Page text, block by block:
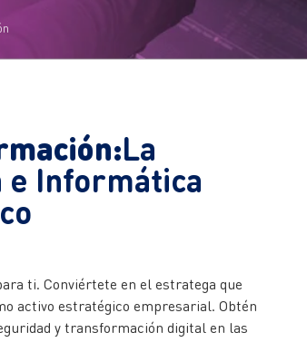
La
e Informática
ti. Conviértete en el estratega que
activo estratégico empresarial. Obtén
y transformación digital en las